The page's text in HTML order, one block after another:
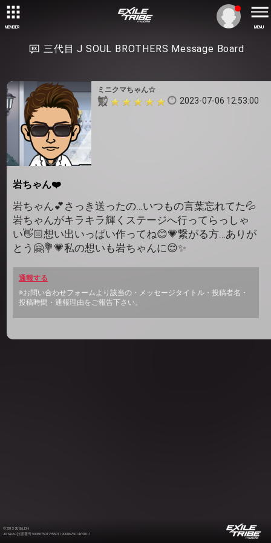
MEMBER MENU
三代目 J SOUL BROTHERS Message Board
ミニクマちゃん☆
2023-07-06 12:53:00
岩ちゃん❤️
岩ちゃん💕さっき送ったの…いつもの言葉忘れてた💦
岩ちゃんがキラキラ輝くステージへ行ってらっしゃ
い👋🏻想い出いっぱい作ってね😊💗繋がる方…ありが
とう🤗💐💗私の想いも岩ちゃんに😌✨
通報する
※お問い合わせフォームより該当の・メッセージタイトル・投稿者名・
投稿時間・通報理由をご報告下さい。
©2012-2026 LDH
JASRAC許諾番号 9008675017Y55011 9008675014Y41011